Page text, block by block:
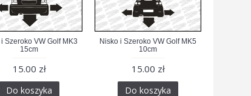
Szeroko VW Golf MK3
15cm
15.00 zł
Do koszyka
Nisko i Szeroko VW Golf MK5
10cm
15.00 zł
Do koszyka